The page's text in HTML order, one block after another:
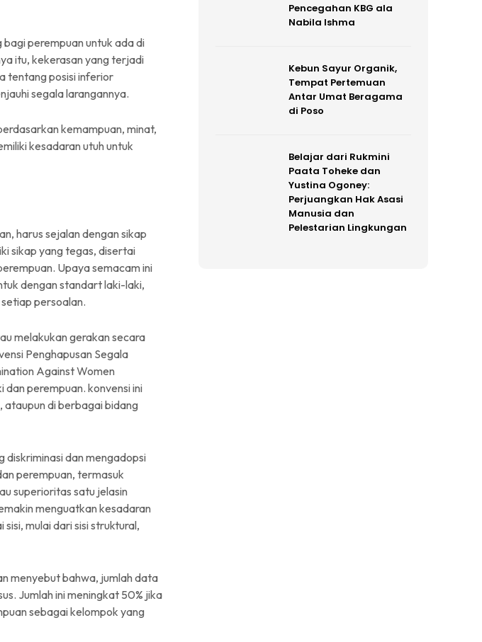
perempuan untuk ada di
itu, kekerasan yang terjadi
tentang posisi inferior
segala larangannya.
kemampuan, minat,
kesadaran utuh untuk
harus sejalan dengan sikap
sikap yang tegas, disertai
Upaya semacam ini
dengan standart laki-laki,
persoalan.
melakukan gerakan secara
Penghapusan Segala
Against Women
perempuan. konvensi ini
di berbagai bidang
diskriminasi dan mengadopsi
perempuan, termasuk
superioritas satu jelasin
menguatkan kesadaran
mulai dari sisi struktural,
menyebut bahwa, jumlah data
Jumlah ini meningkat 50% jika
sebagai kelompok yang
Pencegahan KBG ala
Nabila Ishma
Kebun Sayur Organik,
Tempat Pertemuan
Antar Umat Beragama
di Poso
Belajar dari Rukmini
Paata Toheke dan
Yustina Ogoney:
Perjuangkan Hak Asasi
Manusia dan
Pelestarian Lingkungan